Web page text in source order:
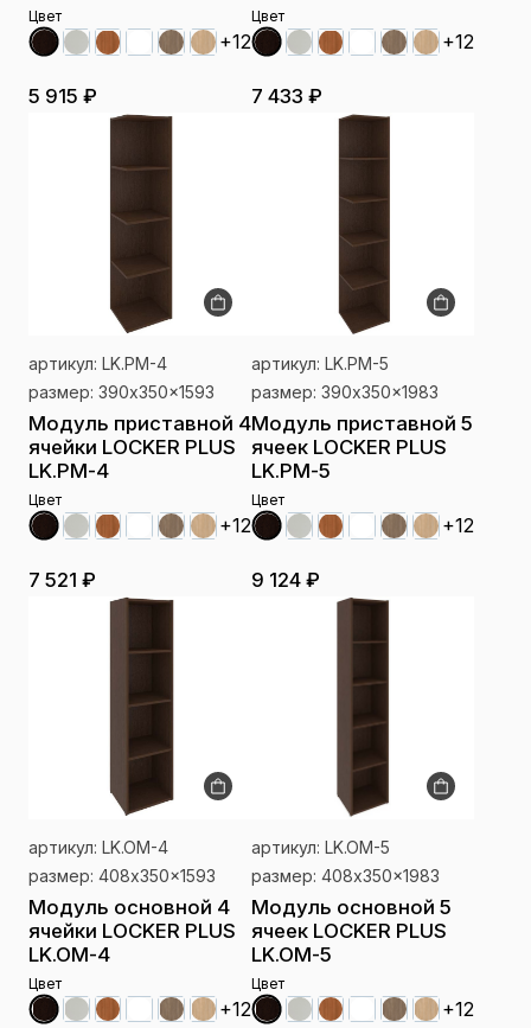
Цвет
+12
5 915 ₽
Цвет
+12
7 433 ₽
артикул: LK.PM-4
размер: 390x350x1593
Модуль приставной 4
ячейки LOCKER PLUS
LK.PM-4
Цвет
+12
7 521 ₽
артикул: LK.PM-5
размер: 390x350x1983
Модуль приставной 5
ячеек LOCKER PLUS
LK.PM-5
Цвет
+12
9 124 ₽
артикул: LK.OM-4
размер: 408x350x1593
Модуль основной 4
ячейки LOCKER PLUS
LK.OM-4
Цвет
+12
артикул: LK.OM-5
размер: 408x350x1983
Модуль основной 5
ячеек LOCKER PLUS
LK.OM-5
Цвет
+12